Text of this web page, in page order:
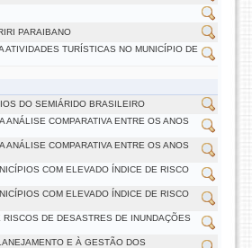
PARAIBANO
TURÍSTICAS NO MUNICÍPIO DE
DO SEMIÁRIDO BRASILEIRO
COMPARATIVA ENTRE OS ANOS
COMPARATIVA ENTRE OS ANOS
COM ELEVADO ÍNDICE DE RISCO
COM ELEVADO ÍNDICE DE RISCO
DE DESASTRES DE INUNDAÇÕES
E À GESTÃO DOS